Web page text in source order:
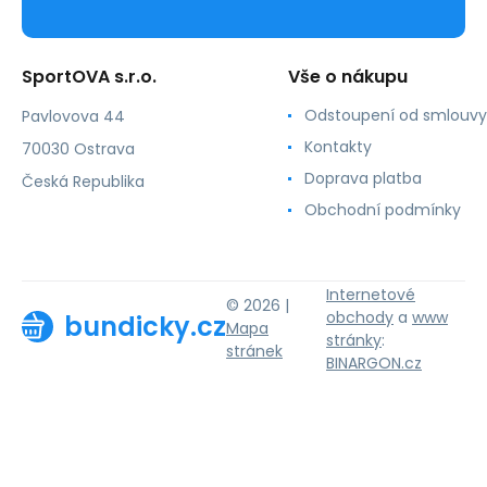
SportOVA s.r.o.
Pavlovova 44
70030 Ostrava
Česká Republika
Vše o nákupu
Odstoupení od smlouvy
Kontakty
Doprava platba
Obchodní podmínky
bundicky.cz
© 2026 |
Mapa
stránek
Internetové
obchody a www
stránky:
BINARGON.cz